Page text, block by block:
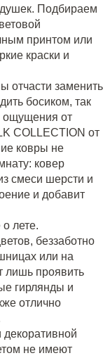
Подбираем
принтом или
краски и
отчасти заменить
босиком, так
ощущения от
COLLECTION от
ковры не
ковер
смеси шерсти и
и добавит
лете.
беззаботно
или на
лишь проявить
гирлянды и
отлично
декоративной
не имеют